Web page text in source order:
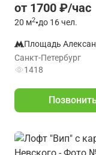
от 1700 ₽/час
20 м2•до 16 чел.
Площадь
Санкт-Петербург
1418